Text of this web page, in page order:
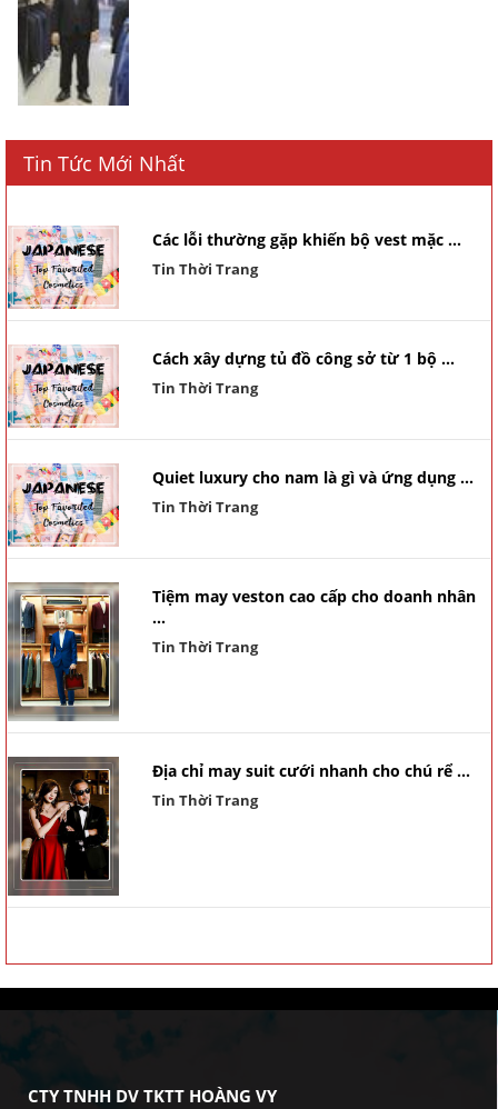
Tin Tức Mới Nhất
Các lỗi thường gặp khiến bộ vest mặc ...
Tin Thời Trang
Cách xây dựng tủ đồ công sở từ 1 bộ ...
Tin Thời Trang
Quiet luxury cho nam là gì và ứng dụng ...
Tin Thời Trang
Tiệm may veston cao cấp cho doanh nhân
...
Tin Thời Trang
Địa chỉ may suit cưới nhanh cho chú rể ...
Tin Thời Trang
CTY TNHH DV TKTT HOÀNG VY